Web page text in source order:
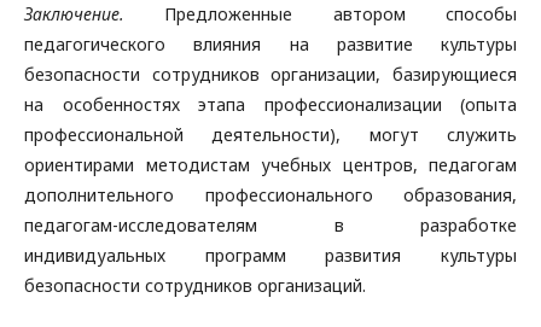
Заключение.
Предложенные автором способы
педагогического влияния на развитие культуры
безопасности сотрудников организации, базирующиеся
на особенностях этапа профессионализации (опыта
профессиональной деятельности), могут служить
ориентирами методистам учебных центров, педагогам
дополнительного профессионального образования,
педагогам-исследователям в разработке
индивидуальных программ развития культуры
безопасности сотрудников организаций.